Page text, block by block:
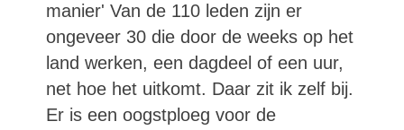
manier' Van de 110 leden zijn er
ongeveer 30 die door de weeks op het
land werken, een dagdeel of een uur,
net hoe het uitkomt. Daar zit ik zelf bij.
Er is een oogstploeg voor de